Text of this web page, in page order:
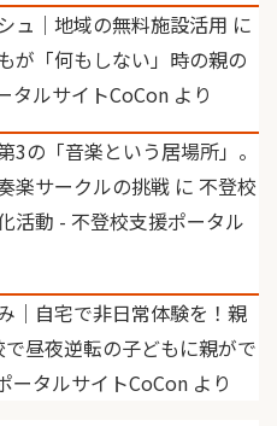
ュ｜地域の無料施設活用 に
が「何もしない」時の親の
タルサイトCoCon より
3の「音楽という居場所」。
楽サークルの挑戦 に 不登校
活動 - 不登校支援ポータル
｜自宅で非日常体験を！親
で昼夜逆転の子どもに親がで
ータルサイトCoCon より